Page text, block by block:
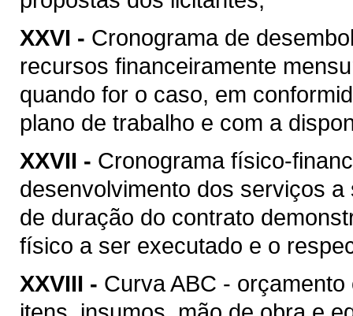
XXVI - Cronograma de
recursos financeiramente
quando for o caso, em
plano de trabalho e com a
XXVII - Cronograma físico-
desenvolvimento dos serviços
de duração do contrato
físico a ser executado e o
XXVIII - Curva ABC -